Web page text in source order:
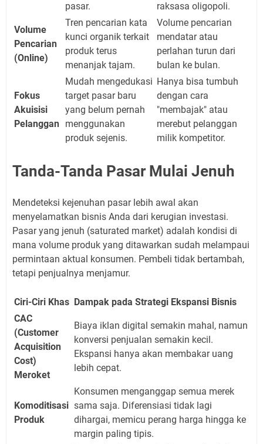
pasar. raksasa oligopoli.
Volume
Pencarian
(Online)
Tren pencarian kata
kunci organik terkait
produk terus
menanjak tajam.
Volume pencarian
mendatar atau
perlahan turun dari
bulan ke bulan.
Fokus
Akuisisi
Pelanggan
Mudah mengedukasi
target pasar baru
yang belum pernah
menggunakan
produk sejenis.
Hanya bisa tumbuh
dengan cara
"membajak" atau
merebut pelanggan
milik kompetitor.
Tanda-Tanda Pasar Mulai Jenuh
Mendeteksi kejenuhan pasar lebih awal akan
menyelamatkan bisnis Anda dari kerugian investasi.
Pasar yang jenuh (saturated market) adalah kondisi di
mana volume produk yang ditawarkan sudah melampaui
permintaan aktual konsumen. Pembeli tidak bertambah,
tetapi penjualnya menjamur.
Ciri-Ciri Khas Dampak pada Strategi Ekspansi Bisnis
CAC
(Customer
Acquisition
Cost)
Meroket
Biaya iklan digital semakin mahal, namun
konversi penjualan semakin kecil.
Ekspansi hanya akan membakar uang
lebih cepat.
Komoditisasi
Produk
Konsumen menganggap semua merek
sama saja. Diferensiasi tidak lagi
dihargai, memicu perang harga hingga ke
margin paling tipis.